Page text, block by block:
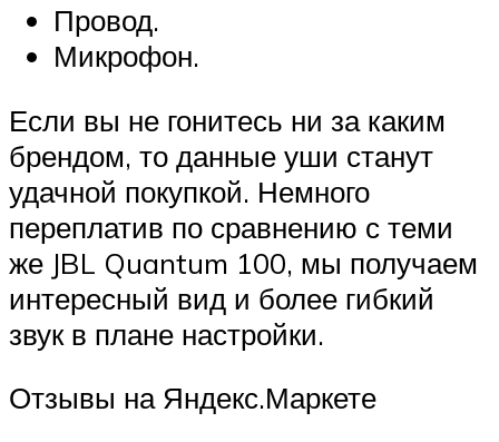
Провод.
Микрофон.
Если вы не гонитесь ни за каким
брендом, то данные уши станут
удачной покупкой. Немного
переплатив по сравнению с теми
же JBL Quantum 100, мы получаем
интересный вид и более гибкий
звук в плане настройки.
Отзывы на Яндекс.Маркете